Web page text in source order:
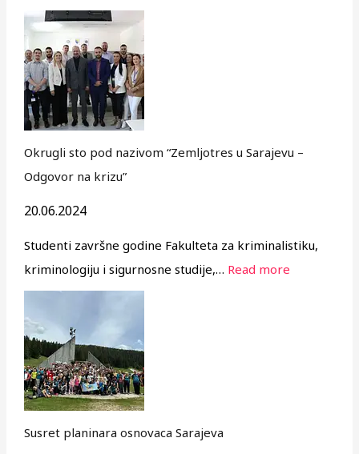
Okrugli sto pod nazivom “Zemljotres u Sarajevu –
Odgovor na krizu”
20.06.2024
Studenti završne godine Fakulteta za kriminalistiku,
kriminologiju i sigurnosne studije,… Read more
Susret planinara osnovaca Sarajeva